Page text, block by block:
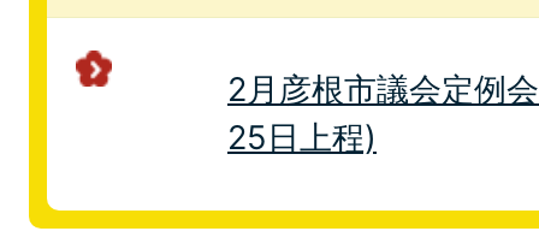
2月彦根市議会定例
25日上程)